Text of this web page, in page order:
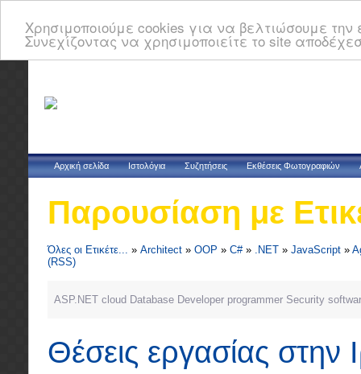
Χρησιμοποιούμε cookies για να βελτιώσουμε
Συνεχίζοντας να χρησιμοποιείτε το site
Αρχική σελίδα Ιστολόγια Συζητήσεις Εκθέσεις Φωτογραφιών
Παρουσίαση με
Όλες οι Ετικέτε... » Architect » OOP » C#» .NET » JavaScript »
(RSS)
ASP.NET cloud Database Developer programmer Security
Θέσεις εργασίας στην